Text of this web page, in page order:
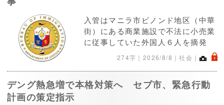
入管はマニラ市ビノンド地区（中華
街）にある商業施設で不法に小売業
に従事していた外国人６人を摘発
274字｜ 2026/8/8 ｜社会｜ .
デング熱急増で本格対策へ セブ市、緊急行動
計画の策定指示